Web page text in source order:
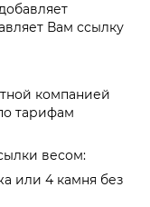
Вам ссылку
компанией
тарифам
весом:
или 4 камня без